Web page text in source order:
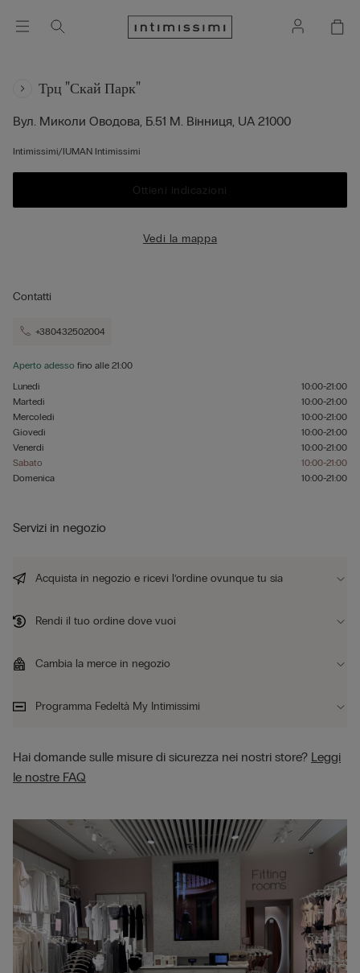
Трц "скай Парк"
Вул. Миколи Оводова, Б.51 М. Вінниця, UA 21000
Intimissimi/IUMAN Intimissimi
Ottieni indicazioni
Vedi la mappa
Contatti
+380432502004
Aperto adesso fino alle 21:00
Lunedì
10:00-21:00
Martedì
10:00-21:00
Mercoledì
10:00-21:00
Giovedì
10:00-21:00
Venerdì
10:00-21:00
Sabato
10:00-21:00
Domenica
10:00-21:00
Servizi in negozio
Acquista in negozio e ricevi l’ordine ovunque tu sia
Rendi il tuo ordine dove vuoi
Cambia la merce in negozio
Programma Fedeltà My Intimissimi
Hai domande sulle misure di sicurezza nei nostri store? Leggi
le nostre FAQ